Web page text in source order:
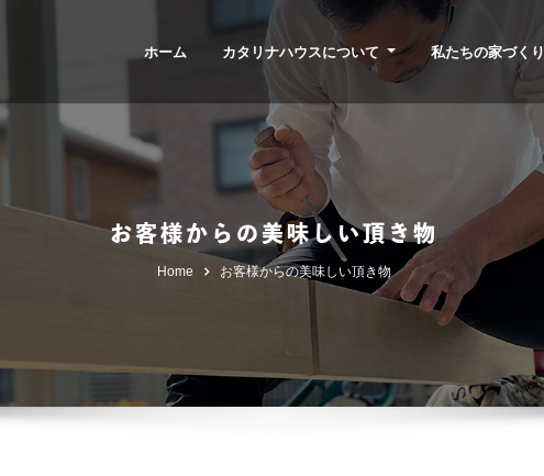
ホーム カタリナハウスについて 私たちの家づくり
お客様からの美味しい頂き物
Home お客様からの美味しい頂き物